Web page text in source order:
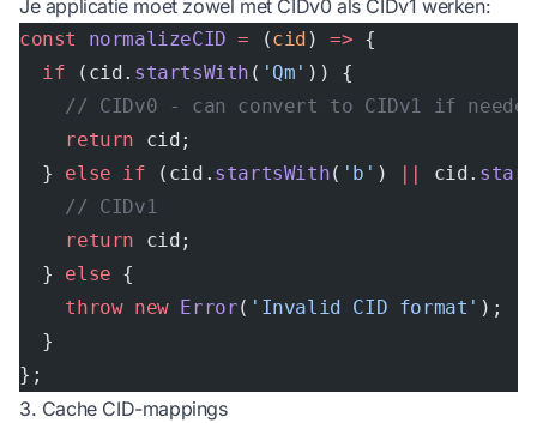
Je applicatie moet zowel met CIDv0 als CIDv1 werken:
const normalizeCID = (cid ) => {
  if
(cid. startsWith ( 'Qm' )) {
    // CIDv0 - can convert to CIDv1 if needed
    return
cid;
  }
else if (cid. startsWith( 'b' ) || cid.
    // CIDv1
    return
cid;
  }
else {
    throw
new Error( 'Invalid CID format' );
  }
};
3. Cache CID-mappings